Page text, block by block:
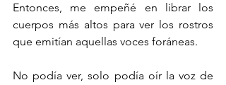
Entonces, me empeñé en librar los
cuerpos más altos para ver los rostros
que emitían aquellas voces foráneas.
No podía ver, solo podía oír la voz de